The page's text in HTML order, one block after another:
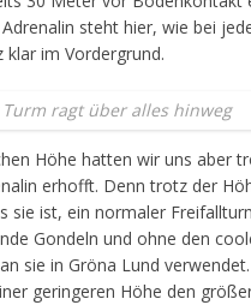
steht hier, wie bei
klar im Vordergrund.
Turm ragt über alles hinweg
Höhe hatten wir uns aber
erhofft. Denn trotz der
sie ist, ein normaler
Gondeln und ohne den
sie in Gröna Lund
geringeren Höhe den